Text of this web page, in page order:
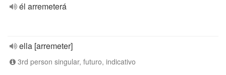
él arremeterá
ella [arremeter]
3rd person singular, futuro, indicativo